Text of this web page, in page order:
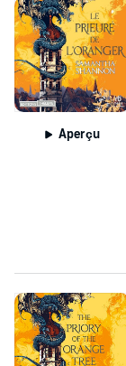
Aperçu